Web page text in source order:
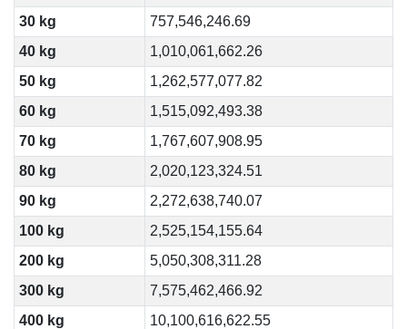
30 kg
757,546,246.69
40 kg
1,010,061,662.26
50 kg
1,262,577,077.82
60 kg
1,515,092,493.38
70 kg
1,767,607,908.95
80 kg
2,020,123,324.51
90 kg
2,272,638,740.07
100 kg
2,525,154,155.64
200 kg
5,050,308,311.28
300 kg
7,575,462,466.92
400 kg
10,100,616,622.55